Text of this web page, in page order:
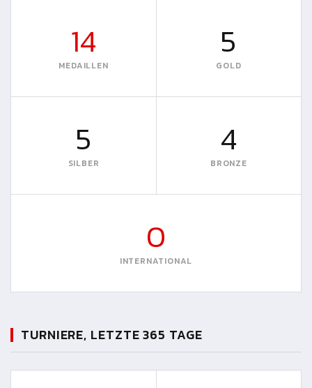
14
MEDAILLEN
5
GOLD
5
SILBER
4
BRONZE
0
INTERNATIONAL
TURNIERE, LETZTE 365 TAGE